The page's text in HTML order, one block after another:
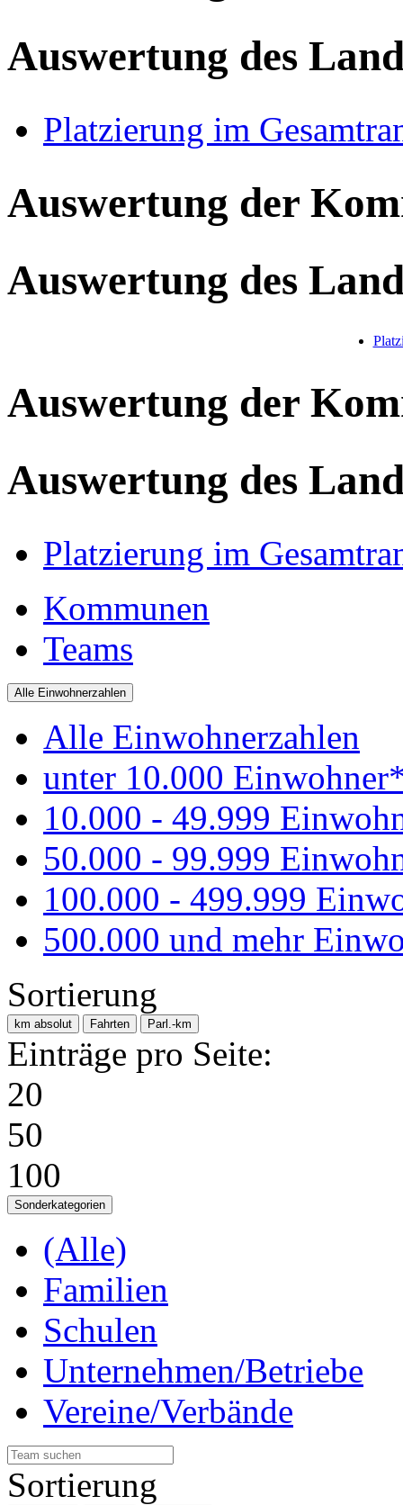
Auswertung des
Platzierung im
Auswertung der
Auswertung des
Auswertung der
Auswertung des
Platzierung im
Kommunen
Teams
Alle Einwohnerzahlen
Alle Einwohnerzahlen
unter 10.000
10.000 - 49.999
50.000 - 99.999
100.000 - 499.999
500.000 und mehr
Sortierung
km absolut Fahrten Parl.-km
Einträge pro Seite:
20
50
100
Sonderkategorien
(Alle)
Familien
Schulen
Unternehmen/Betriebe
Vereine/Verbände
Sortierung